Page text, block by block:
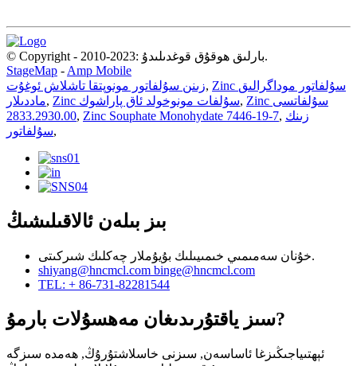
© Copyright - 2010-2023: بارلىق ھوقۇق قوغدىلىدۇ.
StageMap - Amp Mobile
زىنن سۇلفاتور مونوپتقا تاشلاش ئوغۇت, Zinc سۇلفاتور موداگرالىق
ماددىلار, Zinc سۇلفات مونوخولد ئاق پاراشوك, Zinc سۇلفاتسى
2833.2930.00, Zinc Souphate Monohydate 7446-19-7, زىنك
سۇلفاتور,
بىز بىلەن ئالاقىلىشىڭ
خۇنان سەمىمىي خىمىيىلىك بۇيۇملار چەكلىك شىركىتى.
shiyang@hncmcl.com binge@hncmcl.com
TEL: + 86-731-82281544
سىز ياقتۇرىدىغان مەھسۇلات بارمۇ?
ئېھتىياجىڭىزغا ئاساسەن, سىزنى خاسلاشتۇرۇڭ, ھەمدە سىزگە